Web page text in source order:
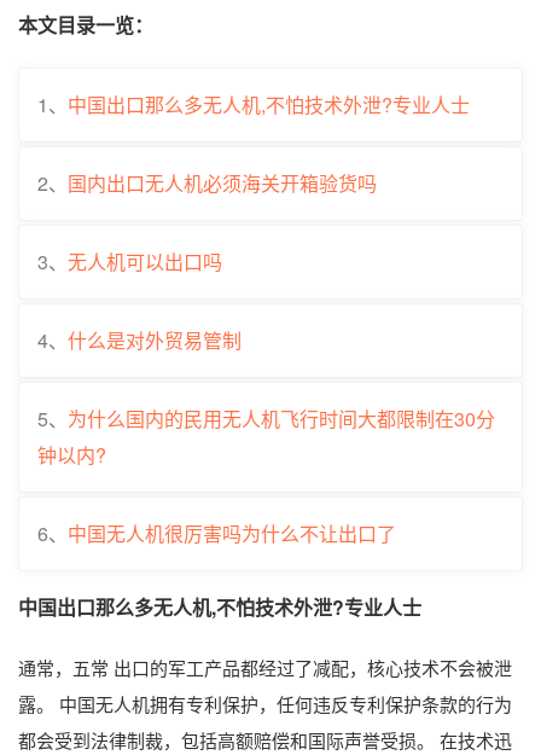
本文目录一览：
1、 中国出口那么多无人机,不怕技术外泄?专业人士
2、 国内出口无人机必须海关开箱验货吗
3、 无人机可以出口吗
4、 什么是对外贸易管制
5、 为什么国内的民用无人机飞行时间大都限制在30分
钟以内?
6、 中国无人机很厉害吗为什么不让出口了
中国出口那么多无人机,不怕技术外泄?专业人士
通常，五常 出口的军工产品都经过了减配，核心技术不会被泄
露。 中国无人机拥有专利保护，任何违反专利保护条款的行为
都会受到法律制裁，包括高额赔偿和国际声誉受损。 在技术迅